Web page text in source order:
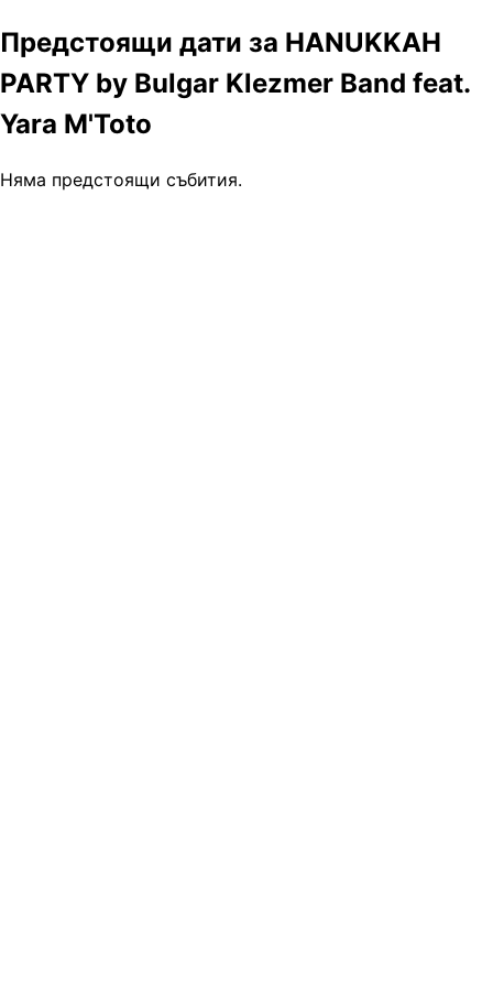
Предстоящи дати за HANUKKAH
PARTY by Bulgar Klezmer Band feat.
Yara M'Toto
Няма предстоящи събития.